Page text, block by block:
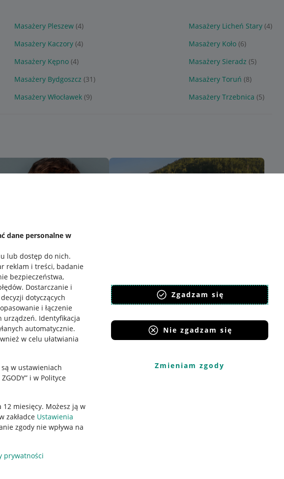
dane personalne w
lub dostęp do nich.
reklam i treści, badanie
bezpieczeństwa,
. Dostarczanie i
dotyczących
i łączenie
urządzeń. Identyfikacja
automatycznie.
w celu ułatwiania
w ustawieniach
i w Polityce
miesięcy. Możesz ją w
zakładce Ustawienia
zgody nie wpływa na
prywatności
Zgadzam się
Nie zgadzam się
Zmieniam zgody
Masażery Pleszew (4) Masażery Licheń Stary (4)
Masażery Kaczory (4) Masażery Koło (6)
Masażery Kępno (4) Masażery Sieradz (5)
Masażery Bydgoszcz (31) Masażery Toruń (8)
Masażery Włocławek (9) Masażery Trzebnica (5)